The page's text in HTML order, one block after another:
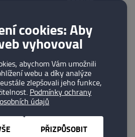
na prohlídku
cookies: Aby
vyhovoval
abychom Vám umožnili
webu a díky analýze
zlepšovali jeho funkce,
Podmínky ochrany
údajů
PŘIZPŮSOBIT